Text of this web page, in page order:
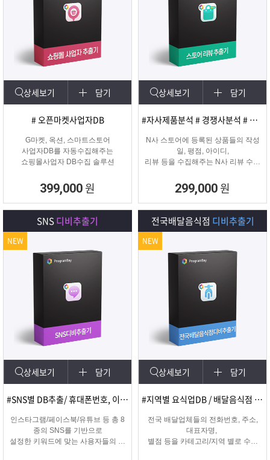
상세보기 담기
# 오픈마켓사업자DB
G마켓, 옥션, 스마트스토어
사업자DB를 자동수집해주는
쇼핑몰사업자 DB수집 솔루션
399,000 원
상세보기 담기
#자사제품분석 # 경쟁사분석 # 마케팅 및 광고
N사 스토어에 등록된 상품들의 작성
일, 평점, 아이디,
리뷰 등을 수집해주는 N사 리뷰 수집
299,000 원
SNS디비추출기
상세보기 담기
#SNS별 DB추출/ 휴대폰번호, 이메일추출
인스타그램/페이스북/유튜브 등 총 8
종의 SNS를 기반으로
설정한 키워드에 맞는 사용자들의 휴
NEW
전국배달음식점 디비추출기
상세보기 담기
#지역별 요식업DB / 배달음식점 전화번호
전국 배달업체들의 전화번호, 주소,
대표자명,
별점 등을 카테고리/지역 별로 수집
NEW